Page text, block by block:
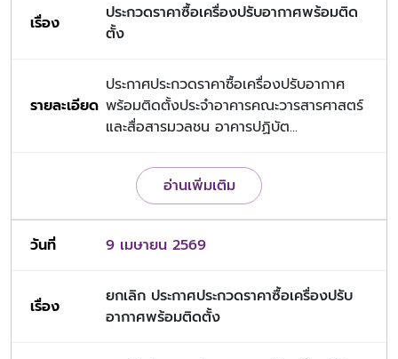
ประกวดราคาซื้อเครื่องปรับอากาศพร้อมติด
ตั้ง
ประกาศประกวดราคาซื้อเครื่องปรับอากาศ
พร้อมติดตั้งประจำอาคารคณะวารสารศาสตร์
และสื่อสารมวลชน อาคารปฏิบัต...
อ่านเพิ่มเติม
9 เมษายน 2569
ยกเลิก ประกาศประกวดราคาซื้อเครื่องปรับ
อากาศพร้อมติดตั้ง